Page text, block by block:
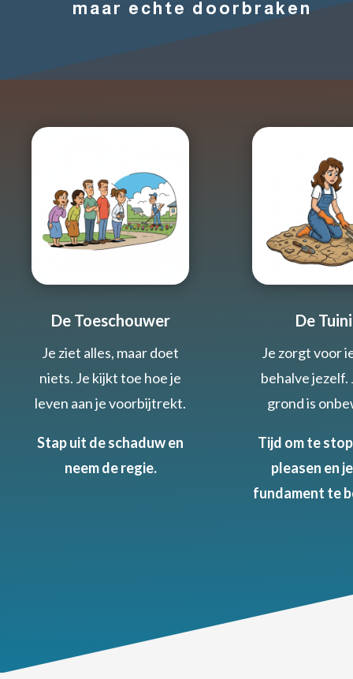
maar echte doorbraken
De Toeschouwer
Je ziet alles, maar doet
niets. Je kijkt toe hoe je
leven aan je voorbijtrekt.
Stap uit de schaduw en
neem de regie.
De
Je zorgt voor
behalve jezelf.
grond is
Tijd om te
pleasen en
fundament te